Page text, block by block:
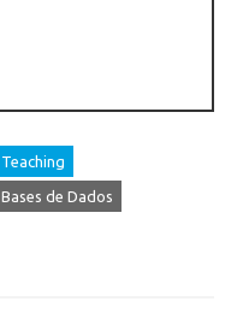
Teaching
Bases de Dados